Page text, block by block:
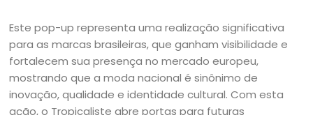
Este pop-up representa uma realização significativa
para as marcas brasileiras, que ganham visibilidade e
fortalecem sua presença no mercado europeu,
mostrando que a moda nacional é sinônimo de
inovação, qualidade e identidade cultural. Com esta
ação, o Tropicaliste abre portas para futuras